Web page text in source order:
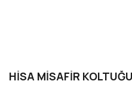
HİSA MİSAFİR